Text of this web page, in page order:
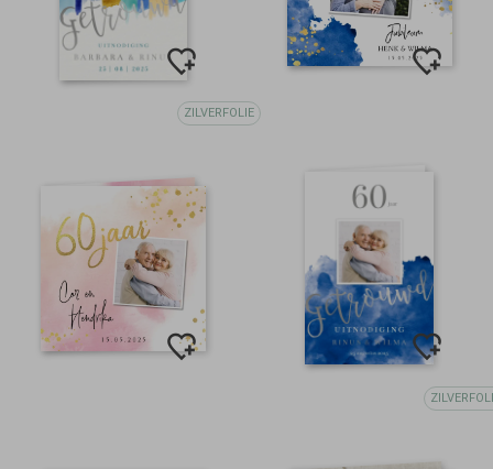
ZILVERFOLIE